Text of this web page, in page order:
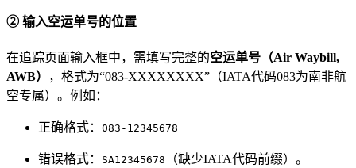
② 输入空运单号的位置
在追踪页面输入框中，需填写完整的空运单号（Air Waybill,
AWB）
，格式为“083-XXXXXXXX”（IATA代码083为南非航
空专属）。例如：
正确格式： 083-12345678
错误格式： SA12345678 （缺少IATA代码前缀）。